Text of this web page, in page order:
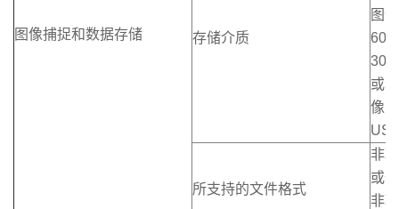
图像捕捉和数据存储 存储介质
图
60
或
像
所支持的文件格式
非
或
非